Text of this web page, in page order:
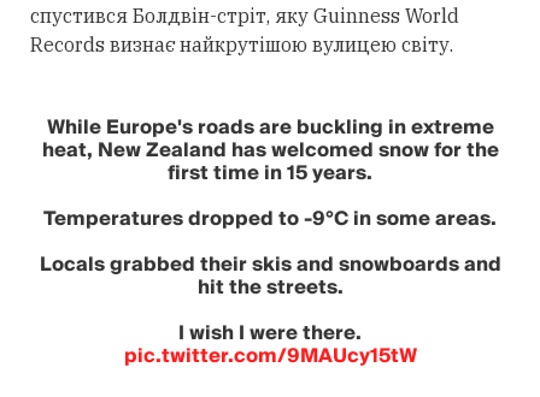
спустився Болдвін-стріт, яку Guinness World
Records визнає найкрутішою вулицею світу.
While Europe's roads are buckling in extreme
heat, New Zealand has welcomed snow for the
first time in 15 years.
Temperatures dropped to -9°C in some areas.
Locals grabbed their skis and snowboards and
hit the streets.
I wish I were there.
pic.twitter.com/9MAUcy15tW